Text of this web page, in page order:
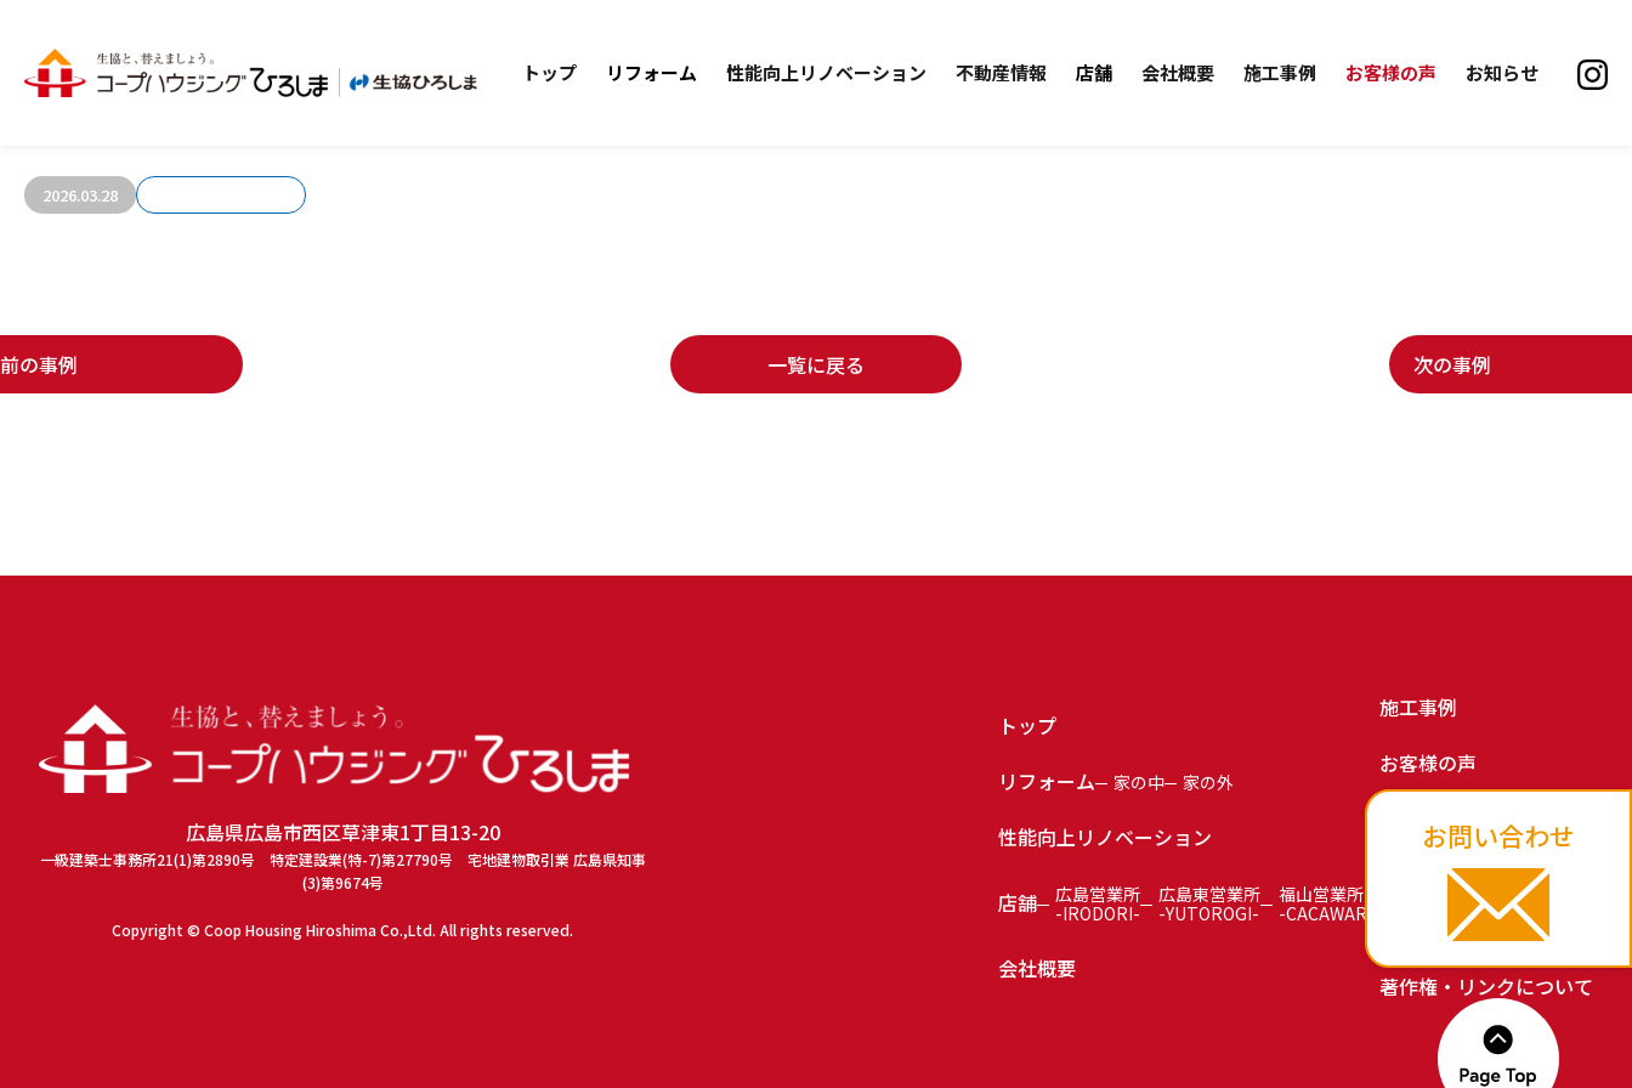
トップ リフォーム 性能向上リノベーション 不動産情報 店舗 会社概要 施工事例 お客様の声 お知らせ
お客さまの声80
2026.03.28
前の事例 次の事例
一覧に戻る
広島県広島市西区草津東1丁目13-20
一級建築士事務所21(1)第2890号 特定建設業(特-7)第27790号 宅地建物取引業 広島県知事
(3)第9674号
Copyright © Coop Housing Hiroshima Co.,Ltd. All rights reserved.
トップ
リフォーム
家の中 家の外
性能向上リノベーション
店舗
広島営業所
-IRODORI-
広島東営業所
-YUTOROGI-
福山営業所
-CACAWARI-
会社概要
施工事例
お客様の声
お知らせ
お問い合わせ
プライバシーポリシー
著作権・リンクについて
お問い合わせ